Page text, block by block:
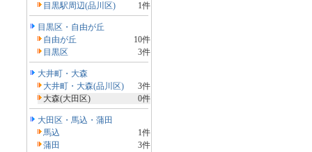
目黒駅周辺(品川区)
1件
目黒区・自由が丘
自由が丘
10件
目黒区
3件
大井町・大森
大井町・大森(品川区)
3件
大森(大田区)
0件
大田区・馬込・蒲田
馬込
1件
蒲田
3件